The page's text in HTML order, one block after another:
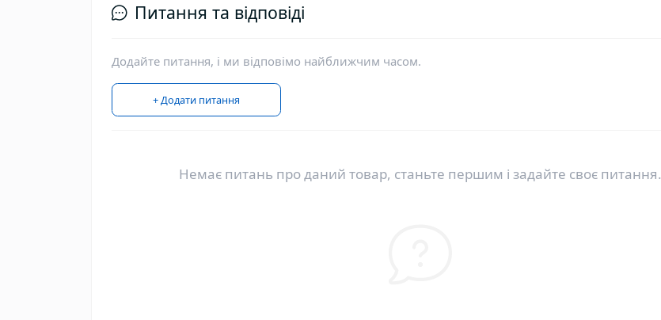
Питання та відповіді
Додайте питання, і ми відповімо найближчим часом.
+ Додати питання
Немає питань про даний товар, станьте першим і задайте своє питання.